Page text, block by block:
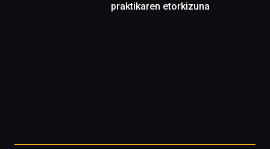
praktikaren etorkizuna